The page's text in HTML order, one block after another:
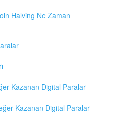
Halving Ne Zaman
Kazanan Digital Paralar
Kazanan Digital Paralar